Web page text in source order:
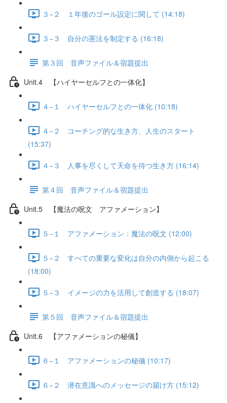
３−２ １年後のゴール設定に関して (14:18)
３−３ 自分の憲法を制定する (16:18)
第３回 音声ファイル＆宿題提出
Unit.4 【ハイヤーセルフとの一体化】
４−１ ハイヤーセルフとの一体化 (10:18)
４−２ コーチング的な生き方、人生のスタート
(15:37)
４−３ 人事を尽くして天命を待つ生き方 (16:14)
第４回 音声ファイル＆宿題提出
Unit.5 【魔法の呪文 アファメーション】
５−１ アファメーション：魔法の呪文 (12:00)
５−２ すべての重要な変化は自分の内側から起こる
(18:00)
５−３ イメージの力を活用して創造する (18:07)
第５回 音声ファイル＆宿題提出
Unit.6 【アファメーションの秘儀】
６−１ アファメーションの秘儀 (10:17)
６−２ 潜在意識へのメッセージの届け方 (15:12)